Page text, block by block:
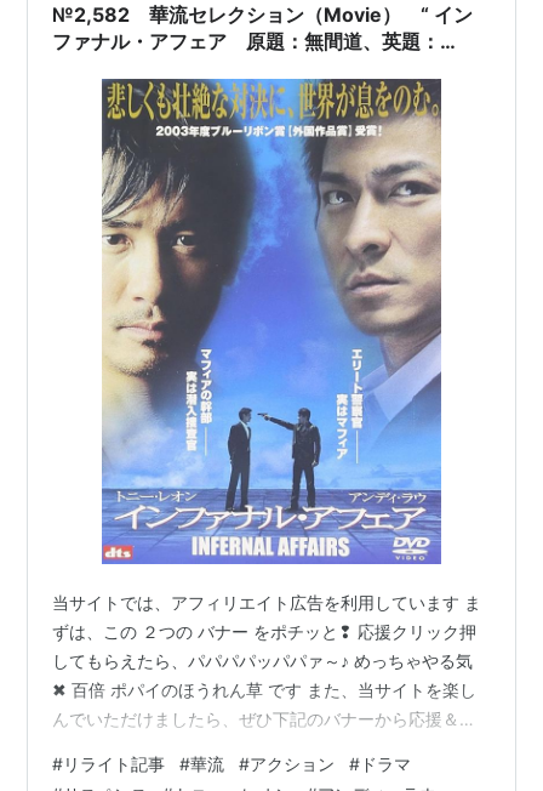
激戦 A True Mob Story（1998）＜未＞ 出演
花火降る夏
（1998） 製作総指揮
アルマゲドン（1997）＜未＞ 出演
メイド・イン・ホンコン（1997） 製作総指揮
上海グランド （1996） 出演
戦火の絆（1996） 出演
復讐のプレリュード
（1995） 出演
フル・スロットル／烈火戦車
（1995） 出演
キリング・アンド・ロマンス／狂気の愛（1994）＜
未＞ 出演
（1994）＜未＞ 出演
死闘伝説／TURBO！（1994）＜TVM＞ 出演
カジノ・シンジケート／組織犯罪覇権抗争（1994）
＜未＞ 出演
アンディ・ラウ／天與地（てんとち）（1994） 出
演、製作総指揮
酔拳2（1994） 出演
死闘伝説／ベスト・オブ・アクション（1993）＜
TVM＞ 出演
戦神 ムーン・ウォーリアーズ （1993）＜未＞ 出演
アンディ・ラウの スター伝説（1993） 出演
出演
№2,582 華流セレクション（Movie） “ イン
ファナル・アフェア 原題：無間道、英題：
当サイトでは、アフィリエイト広告を利用しています ま
ずは、この ２つの バナー をポチッと❢ 応援クリック押
してもらえたら、パパパパッパパァ～♪ めっちゃやる気
✖ 百倍 ポパイのほうれん草 です また、当サイトを楽し
んでいただけましたら、ぜひ下記のバナーから応援＆フ
は じ め に ご 挨 拶 本 編 インファナル・アフェア - 原
#リライト記事 #華流 #アクション # ドラマ